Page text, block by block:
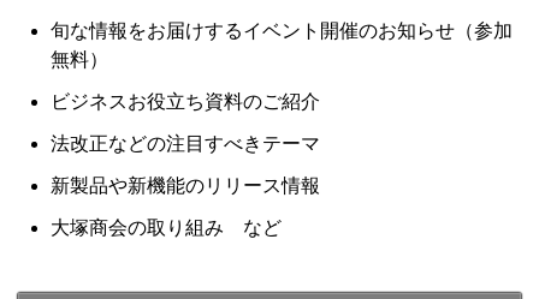
旬な情報をお届けするイベント開催のお知らせ（参加
無料）
ビジネスお役立ち資料のご紹介
法改正などの注目すべきテーマ
新製品や新機能のリリース情報
大塚商会の取り組み など